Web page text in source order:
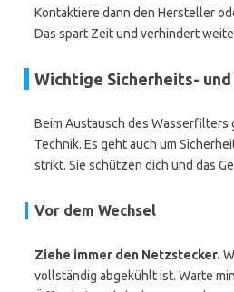
Kontaktiere dann den Hersteller
Das spart Zeit und verhindert
Wichtige Sicherheits-
Beim Austausch des Wasserfilters
Technik. Es geht auch um
strikt. Sie schützen dich und das
Vor dem Wechsel
Ziehe immer den Netzstecker.
vollständig abgekühlt ist. Warte